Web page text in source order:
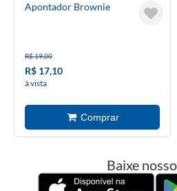
Apontador Brownie
R$ 19,00
R$ 17,10
à vista
Baixe